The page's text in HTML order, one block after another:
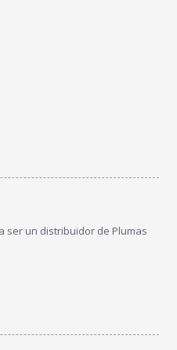
ser un distribuidor de Plumas